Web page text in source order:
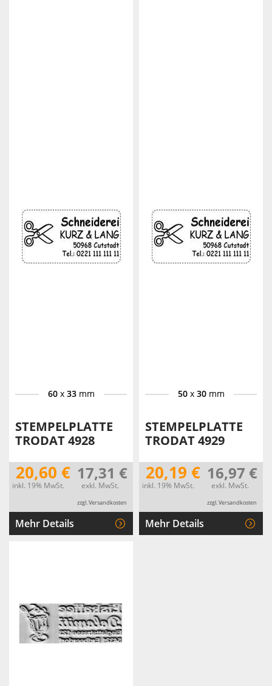
60x 33mm
STEMPELPLATTE
TRODAT 4928
20,60 €
inkl. 19% MwSt.
17,31 €
exkl. MwSt.
zzgl. Versandkosten
Mehr Details
50x 30mm
STEMPELPLATTE
TRODAT 4929
20,19 €
inkl. 19% MwSt.
16,97 €
exkl. MwSt.
zzgl. Versandkosten
Mehr Details